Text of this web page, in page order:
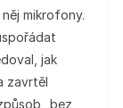
mikrofony.
jak
zavrtěl
„bez